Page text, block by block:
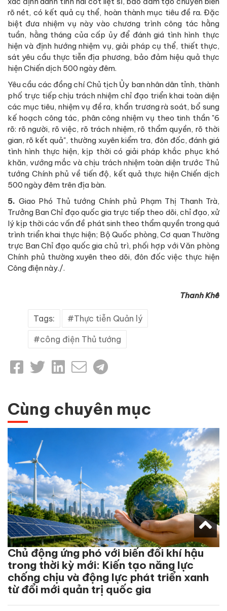
rõ nét, có kết quả cụ thể, hoàn thành mục tiêu đề ra. Đặc
biệt đưa nhiệm vụ này vào chương trình công tác hằng
tuần, hằng tháng của cấp ủy để đánh giá tình hình thực
hiện và định hướng nhiệm vụ, giải pháp cụ thể, thiết thực,
sát yêu cầu thực tiễn địa phương, bảo đảm hiệu quả thực
hiện Chiến dịch 500 ngày đêm.
Yêu cầu các đồng chí Chủ tịch Ủy ban nhân dân tỉnh, thành
phố trực tiếp chịu trách nhiệm chỉ đạo triển khai toàn diện
các mục tiêu, nhiệm vụ đề ra, khẩn trương rà soát, bổ sung
kế hoạch công tác, phân công nhiệm vụ theo tinh thần "6
rõ: rõ người, rõ việc, rõ trách nhiệm, rõ thẩm quyền, rõ thời
gian, rõ kết quả", thường xuyên kiểm tra, đôn đốc, đánh giá
tình hình thực hiện, kịp thời có giải pháp khắc phục khó
khăn, vướng mắc và chịu trách nhiệm toàn diện trước Thủ
tướng Chính phủ về tiến độ, kết quả thực hiện Chiến dịch
500 ngày đêm trên địa bàn.
5. Giao Phó Thủ tướng Chính phủ Phạm Thị Thanh Trà,
Trưởng Ban Chỉ đạo quốc gia trực tiếp theo dõi, chỉ đạo, xử
lý kịp thời các vấn đề phát sinh theo thẩm quyền trong quá
trình triển khai thực hiện; Bộ Quốc phòng, Cơ quan Thường
trực Ban Chỉ đạo quốc gia chủ trì, phối hợp với Văn phòng
Chính phủ thường xuyên theo dõi, đôn đốc việc thực hiện
Công điện này./.
Thanh Khê
Tags: Thực tiễn Quản lý
công điện Thủ tướng
Cùng chuyên mục
Chủ động ứng phó với biến đổi khí hậu
trong thời kỳ mới: Kiến tạo năng lực
chống chịu và động lực phát triển xanh
từ đổi mới quản trị quốc gia